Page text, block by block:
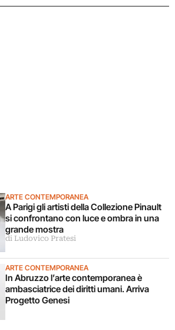
ARTE CONTEMPORANEA
A Parigi gli artisti della Collezione Pinault
si confrontano con luce e ombra in una
grande mostra
di Ludovico Pratesi
ARTE CONTEMPORANEA
In Abruzzo l’arte contemporanea è
ambasciatrice dei diritti umani. Arriva
Progetto Genesi